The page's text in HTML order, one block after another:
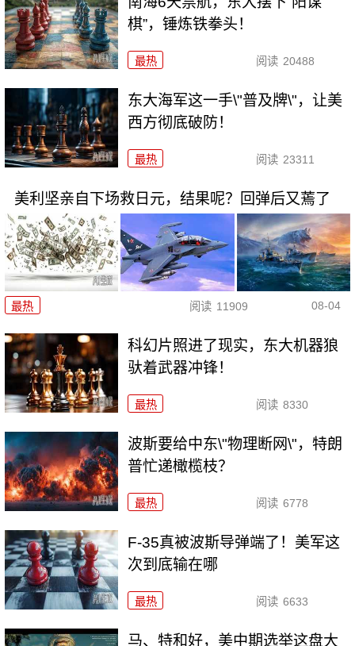
棋”，锤炼铁拳头！
最热 阅读 20488
东大海军这一手\"普及牌\"，让美
西方彻底破防！
最热 阅读 23311
美利坚亲自下场救日元，结果呢？回弹后又蔫了
最热 阅读 11909 08-04
科幻片照进了现实，东大机器狼
驮着武器冲锋！
最热 阅读 8330
波斯要给中东\"物理断网\"，特朗
普忙递橄榄枝？
最热 阅读 6778
F-35真被波斯导弹端了！美军这
次到底输在哪
最热 阅读 6633
马、特和好，美中期选举这盘大